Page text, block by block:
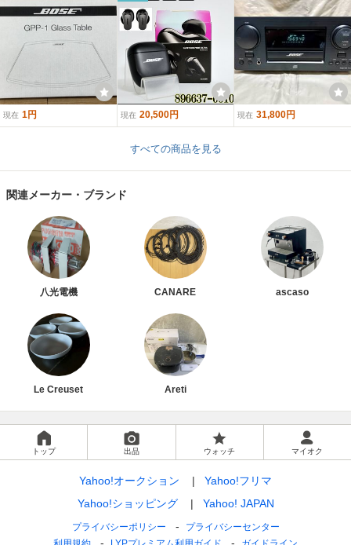
現在 1円 現在 20,500円 現在 31,800円
すべての商品を見る
関連メーカー・ブランド
八光電機 CANARE ascaso
Le Creuset Areti
トップ 出品 ウォッチ マイオク
Yahoo!オークション
Yahoo!フリマ
Yahoo!ショッピング
Yahoo! JAPAN
プライバシーポリシー
プライバシーセンター